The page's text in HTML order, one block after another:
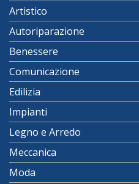
Artistico
Autoriparazione
Benessere
Comunicazione
Edilizia
Impianti
Legno e Arredo
Meccanica
Moda